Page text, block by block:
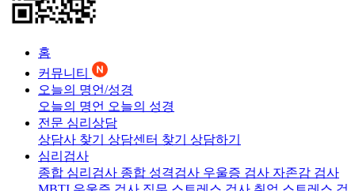
홈
커뮤니티
오늘의 명언/성경
오늘의 명언 오늘의 성경
전문 심리상담
상담사 찾기 상담센터 찾기 상담하기
심리검사
종합 심리검사 종합 성격검사 우울증 검사 자존감 검사